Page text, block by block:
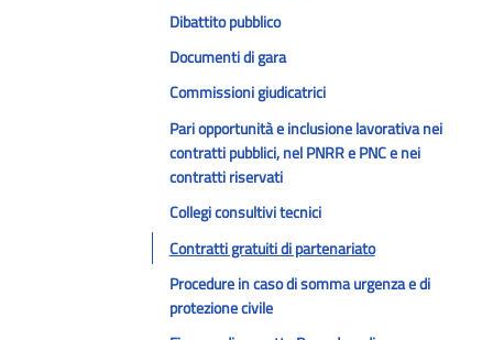
Dibattito pubblico
Documenti di gara
Commissioni giudicatrici
Pari opportunità e inclusione lavorativa nei
contratti pubblici, nel PNRR e PNC e nei
contratti riservati
Collegi consultivi tecnici
Contratti gratuiti di partenariato
Procedure in caso di somma urgenza e di
protezione civile